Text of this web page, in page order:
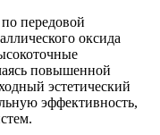
передовой
оксида
повышенной
эстетический
эффективность,